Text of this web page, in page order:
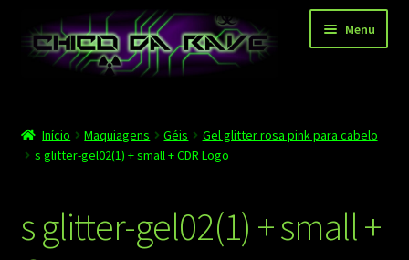
para
navegação
para
Menu
Depoimentos
Carrinho
Início Maquiagens Géis
Gel glitter rosa pink para cabelo
s glitter-gel02(1) + small + CDR Logo
s glitter-gel02(1) + small +